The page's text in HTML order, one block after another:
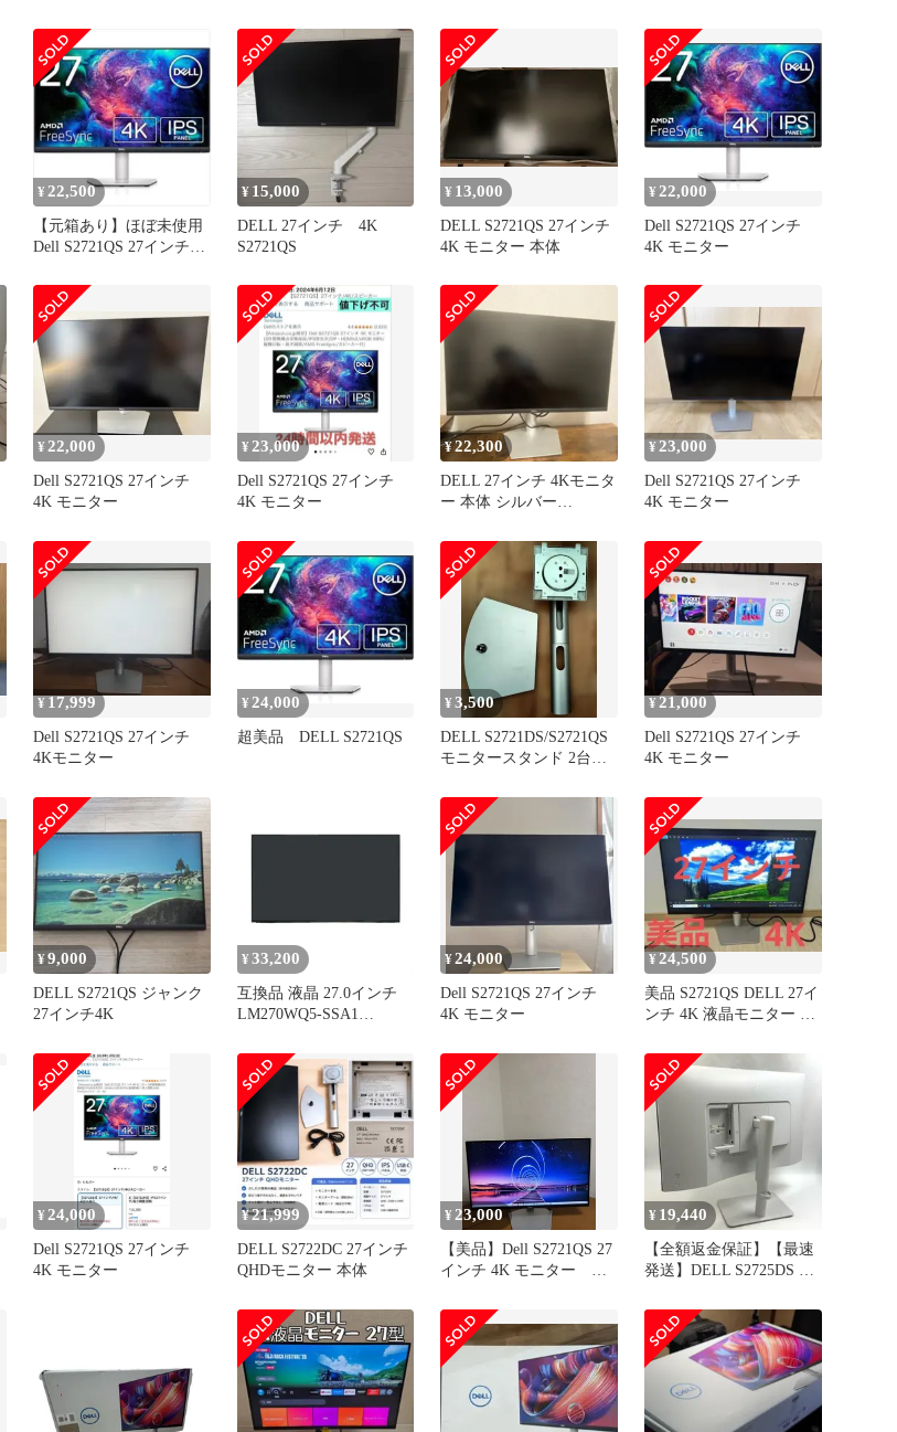
モニター AMD FreeSync
HDMI DisplayPort VESA
認定 シルバー
¥ 22,500
【元箱あり】ほぼ未使用
Dell S2721QS 27インチ
¥ 15,000
DELL 27インチ 4K
S2721QS
¥ 13,000
DELL S2721QS 27インチ
4K モニター 本体
¥ 22,000
Dell S2721QS 27インチ
4K モニター
¥22,000
Dell S2721QS 27インチ
4K モニター
¥23,000
Dell S2721QS 27インチ
4K モニター
¥22,300
DELL 27インチ 4Kモニタ
ー 本体 シルバー
¥23,000
Dell S2721QS 27インチ
4K モニター
¥ 17,999
Dell S2721QS 27インチ
4Kモニター
¥24,000
超美品 DELL S2721QS
¥3,500
DELL S2721DS/S2721QS
モニタースタンド 2台分
¥21,000
Dell S2721QS 27インチ
4K モニター
¥9,000
DELL S2721QS ジャンク
27インチ4K
¥ 33,200
互換品 液晶 27.0インチ
LM270WQ5-SSA1
2560×1440 QHD 100%
sRGB 60Hz IPS LCD 液晶
ディスプレイ 修理交換用
液晶パ
¥24,000
Dell S2721QS 27インチ
4K モニター
¥24,500
美品 S2721QS DELL 27イ
ンチ 4K 液晶モニター PC
¥24,000
Dell S2721QS 27インチ
4K モニター
¥21,999
DELL S2722DC 27インチ
QHDモニター 本体
¥23,000
【美品】Dell S2721QS 27
インチ 4K モニター
¥ 19,440
【全額返金保証】【最速
発送】DELL S2725DS 27